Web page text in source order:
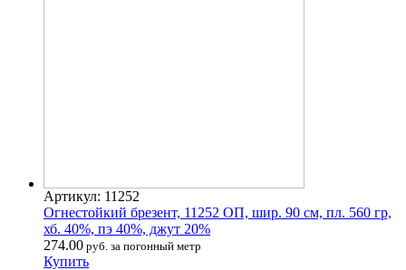
Артикул: 11252
Огнестойкий брезент, 11252 ОП, шир. 90 см, пл. 560 гр,
хб. 40%, пэ 40%, джут 20%
274.00 руб. за погонный метр
Купить